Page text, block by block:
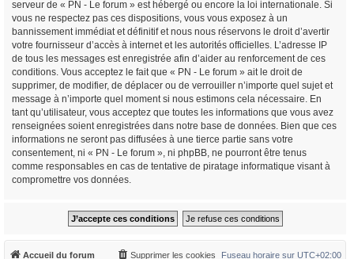
serveur de « PN - Le forum » est hébergé ou encore la loi internationale. Si
vous ne respectez pas ces dispositions, vous vous exposez à un
bannissement immédiat et définitif et nous nous réservons le droit d’avertir
votre fournisseur d’accès à internet et les autorités officielles. L’adresse IP
de tous les messages est enregistrée afin d’aider au renforcement de ces
conditions. Vous acceptez le fait que « PN - Le forum » ait le droit de
supprimer, de modifier, de déplacer ou de verrouiller n’importe quel sujet et
message à n’importe quel moment si nous estimons cela nécessaire. En
tant qu’utilisateur, vous acceptez que toutes les informations que vous avez
renseignées soient enregistrées dans notre base de données. Bien que ces
informations ne seront pas diffusées à une tierce partie sans votre
consentement, ni « PN - Le forum », ni phpBB, ne pourront être tenus
comme responsables en cas de tentative de piratage informatique visant à
compromettre vos données.
Accueil du forum Fuseau horaire sur UTC+02:00
Supprimer les cookies